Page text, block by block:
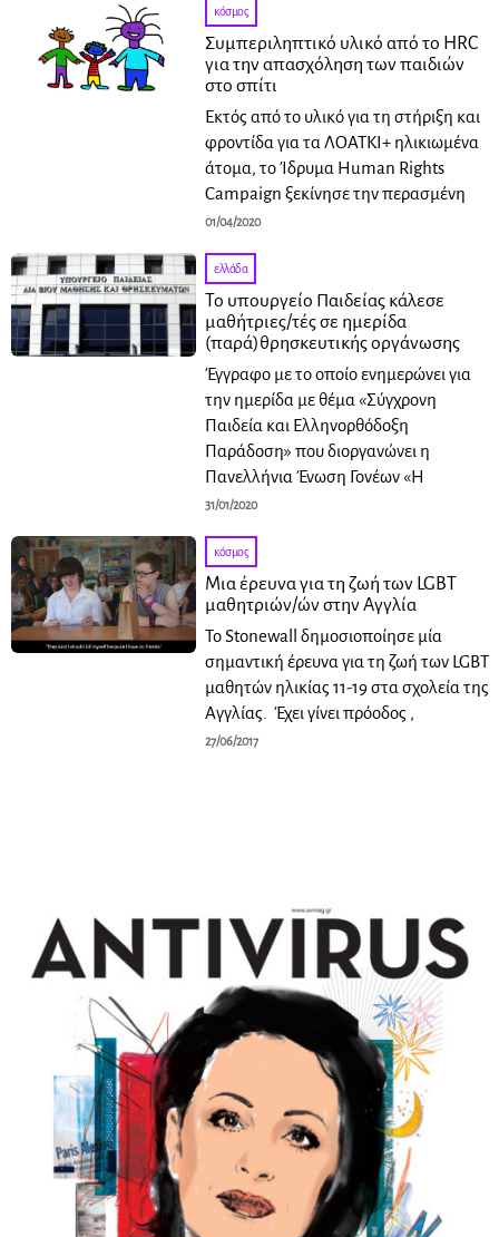
κόσμος
Συμπεριληπτικό υλικό από το HRC
για την απασχόληση των παιδιών
στο σπίτι
Εκτός από το υλικό για τη στήριξη και
φροντίδα για τα ΛΟΑΤΚΙ+ ηλικιωμένα
άτομα, το Ίδρυμα Human Rights
Campaign ξεκίνησε την περασμένη
01/04/2020
ελλάδα
Το υπουργείο Παιδείας κάλεσε
μαθήτριες/τές σε ημερίδα
(παρά)θρησκευτικής οργάνωσης
Έγγραφο με το οποίο ενημερώνει για
την ημερίδα με θέμα «Σύγχρονη
Παιδεία και Ελληνορθόδοξη
Παράδοση» που διοργανώνει η
Πανελλήνια Ένωση Γονέων «Η
31/01/2020
κόσμος
Μια έρευνα για τη ζωή των LGBT
μαθητριών/ών στην Αγγλία
Το Stonewall δημοσιοποίησε μία
σημαντική έρευνα για τη ζωή των LGBT
μαθητών ηλικίας 11-19 στα σχολεία της
Αγγλίας. Έχει γίνει πρόοδος ,
27/06/2017